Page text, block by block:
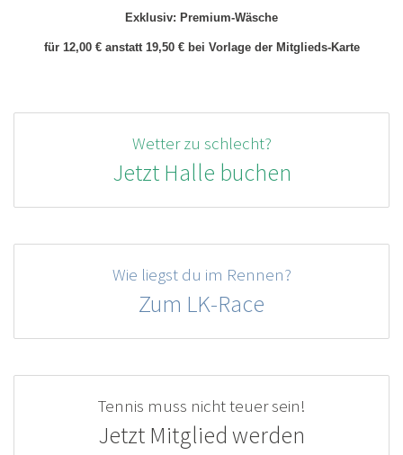
Exklusiv: Premium-Wäsche
für 12,00 € anstatt 19,50 € bei Vorlage der Mitglieds-Karte
Wetter zu schlecht?
Jetzt Halle buchen
Wie liegst du im Rennen?
Zum LK-Race
Tennis muss nicht teuer sein!
Jetzt Mitglied werden